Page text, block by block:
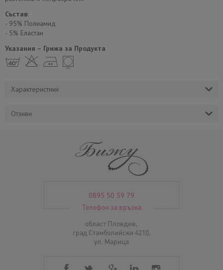
Състав:
- 95% Полиамид
- 5% Еластан
Указания – Грижа за Продукта
h H E Y
Характеристики
Отзиви
0895 50 59 79
Телефон за връзка
област Пловдив,
град Стамболийски 4210,
ул. Марица